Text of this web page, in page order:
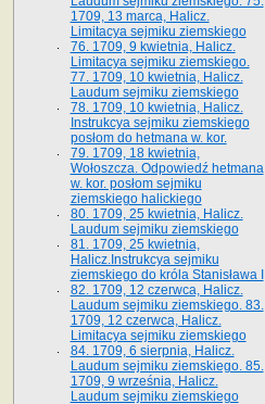
1709, 13 marca, Halicz.
Limitacya sejmiku ziemskiego
76. 1709, 9 kwietnia, Halicz.
Limitacya sejmiku ziemskiego.
77. 1709, 10 kwietnia, Halicz.
Laudum sejmiku ziemskiego
78. 1709, 10 kwietnia, Halicz.
Instrukcya sejmiku ziemskiego
posłom do hetmana w. kor.
79. 1709, 18 kwietnia,
Wołoszcza. Odpowiedź hetmana
w. kor. posłom sejmiku
ziemskiego halickiego
80. 1709, 25 kwietnia, Halicz.
Laudum sejmiku ziemskiego
81. 1709, 25 kwietnia,
Halicz.Instrukcya sejmiku
ziemskiego do króla Stanisława I
82. 1709, 12 czerwca, Halicz.
Laudum sejmiku ziemskiego. 83.
1709, 12 czerwca, Halicz.
Limitacya sejmiku ziemskiego
84. 1709, 6 sierpnia, Halicz.
Laudum sejmiku ziemskiego. 85.
1709, 9 września, Halicz.
Laudum sejmiku ziemskiego